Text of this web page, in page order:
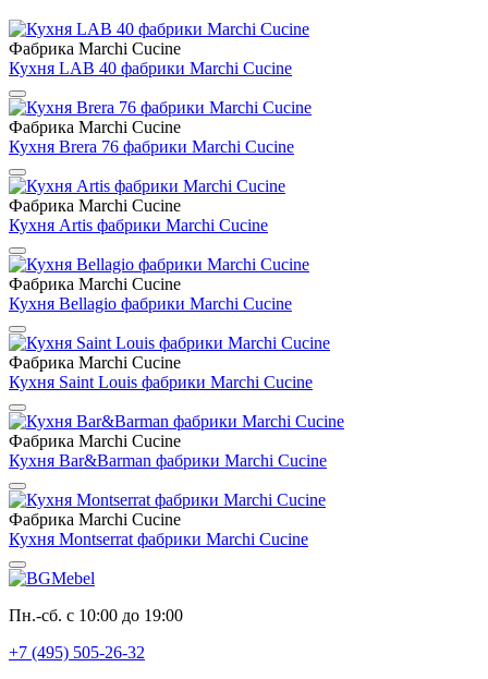
Фабрика Marchi Cucine
Кухня LAB 40 фабрики Marchi Cucine
Фабрика Marchi Cucine
Кухня Brera 76 фабрики Marchi Cucine
Фабрика Marchi Cucine
Кухня Artis фабрики Marchi Cucine
Фабрика Marchi Cucine
Кухня Bellagio фабрики Marchi Cucine
Фабрика Marchi Cucine
Кухня Saint Louis фабрики Marchi Cucine
Фабрика Marchi Cucine
Кухня Bar&Barman фабрики Marchi Cucine
Фабрика Marchi Cucine
Кухня Montserrat фабрики Marchi Cucine
Пн.-сб. с 10:00 до 19:00
+7 (495) 505-26-32